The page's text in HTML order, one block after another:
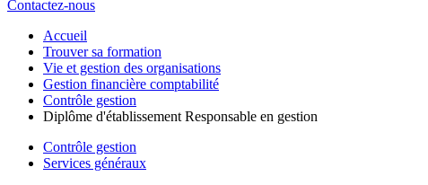
Contactez-nous
Accueil
Trouver sa formation
Vie et gestion des organisations
Gestion financière comptabilité
Contrôle gestion
Diplôme d'établissement Responsable en gestion
Contrôle gestion
Services généraux